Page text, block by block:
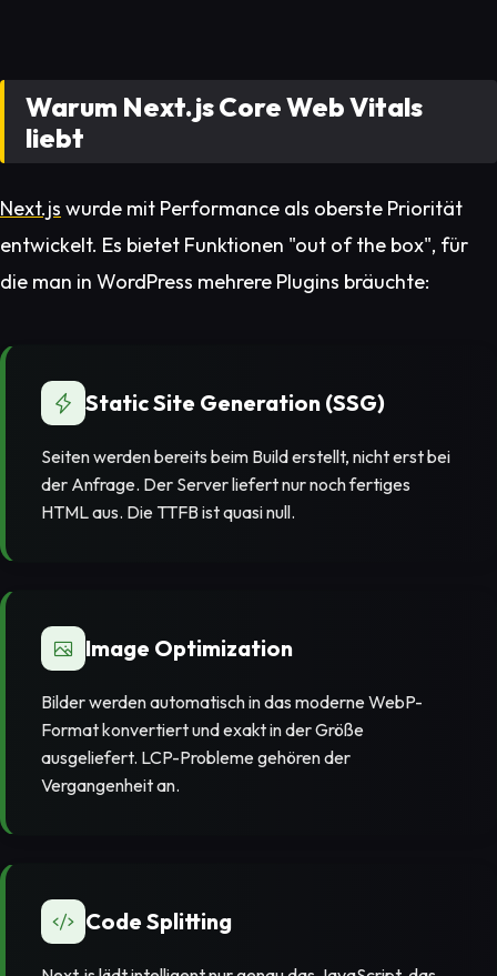
Warum Next.js Core Web Vitals
liebt
Next.js wurde mit Performance als oberste Priorität
entwickelt. Es bietet Funktionen "out of the box", für
die man in WordPress mehrere Plugins bräuchte:
Static Site Generation (SSG)
Seiten werden bereits beim Build erstellt, nicht erst bei
der Anfrage. Der Server liefert nur noch fertiges
HTML aus. Die TTFB ist quasi null.
Image Optimization
Bilder werden automatisch in das moderne WebP-
Format konvertiert und exakt in der Größe
ausgeliefert. LCP-Probleme gehören der
Vergangenheit an.
Code Splitting